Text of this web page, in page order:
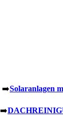
➡️Solaranlagen
➡️